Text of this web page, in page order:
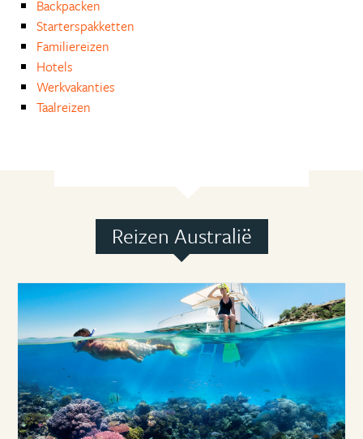
Backpacken
Starterspakketten
Familiereizen
Hotels
Werkvakanties
Taalreizen
Reizen Australië